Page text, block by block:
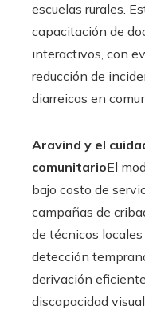
escuelas rurales.
capacitación de
interactivos, con
reducción de
diarreicas en
Aravind y el
comunitarioEl
bajo costo de
campañas de
de técnicos
detección
derivación
discapacidad